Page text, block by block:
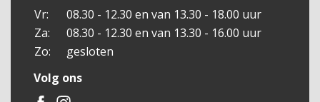
Vr:
08.30 - 12.30 en van 13.30 - 18.00 uur
Za:
08.30 - 12.30 en van 13.30 - 16.00 uur
Zo:
gesloten
Volg ons